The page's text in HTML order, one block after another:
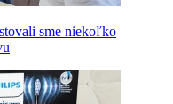
sme niekoľko